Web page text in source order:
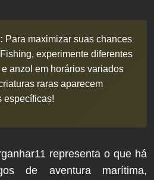
Para maximizar suas chances
experimente diferentes
anzol em horários variados
raras aparecem
específicas!
representa o que há
de aventura marítima,